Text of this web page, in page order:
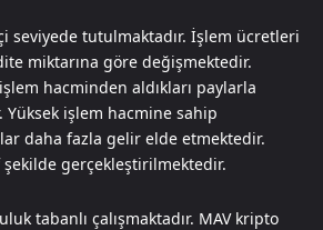
seviyede tutulmaktadır. İşlem ücretleri
miktarına göre değişmektedir.
hacminden aldıkları paylarla
işlem hacmine sahip
daha fazla gelir elde etmektedir.
şekilde gerçekleştirilmektedir.
tabanlı çalışmaktadır. MAV kripto